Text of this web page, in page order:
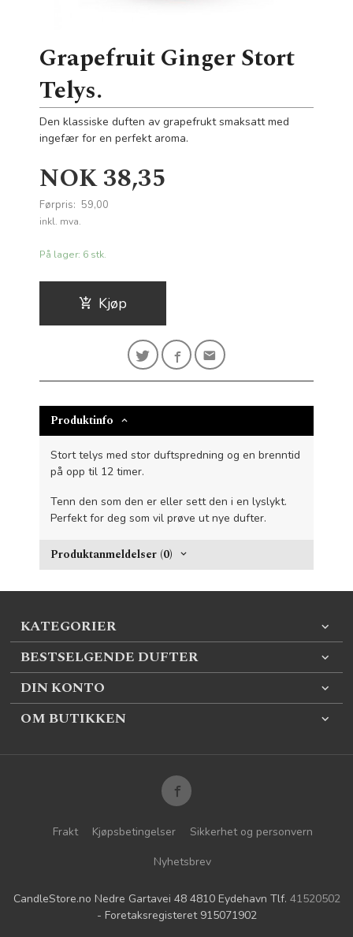
Grapefruit Ginger Stort
Telys.
Den klassiske duften av grapefrukt smaksatt med
ingefær for en perfekt aroma.
Tilbud
NOK38,35
Førpris: 59,00
Rabatt
inkl. mva.
På lager: 6 stk.
Kjøp
Produktinfo
Stort telys med stor duftspredning og en brenntid
på opp til 12 timer.
Tenn den som den er eller sett den i en lyslykt.
Perfekt for deg som vil prøve ut nye dufter.
Produktanmeldelser (0)
KATEGORIER
BESTSELGENDE DUFTER
DIN KONTO
OM BUTIKKEN
Frakt Kjøpsbetingelser
Sikkerhet og personvern
Nyhetsbrev
CandleStore.no Nedre Gartavei 48 4810 Eydehavn Tlf. 41520502
- Foretaksregisteret 915071902